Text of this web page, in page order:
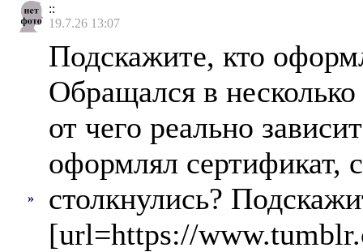
::
19.7.26 13:07
»
Подскажите, кто
Обращался в
от чего реально
оформлял сертификат,
столкнулись?
[url=https://